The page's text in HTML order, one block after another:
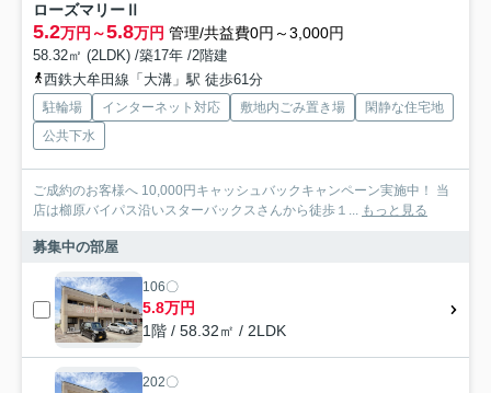
ローズマリーⅡ
5.2万円～5.8万円 管理/共益費0円～3,000円
58.32㎡ (2LDK) /築17年 /2階建
西鉄大牟田線「大溝」駅 徒歩61分
駐輪場 インターネット対応 敷地内ごみ置き場
閑静な住宅地
公共下水
ご成約のお客様へ 10,000円キャッシュバックキャンペーン実施中！ 当
店は櫛原バイパス沿いスターバックスさんから徒歩１... もっと見る
募集中の部屋
106〇
5.8万円
1階 / 58.32㎡ / 2LDK
202〇